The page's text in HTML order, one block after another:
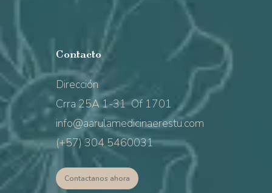
Contacto
Dirección
Crra 25A 1-31 Of 1701
info@aarulamedicinaerestu.com
(+57) 304 5460031
Contactanos ahora